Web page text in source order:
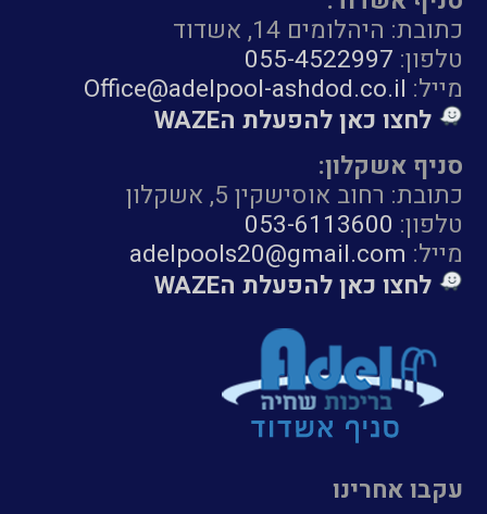
כתובת: היהלומים 14, אשדוד
טלפון: 055-4522997
מייל: Office@adelpool-ashdod.co.il
לחצו כאן להפעלת הWAZE
סניף אשקלון:
כתובת: רחוב אוסישקין 5, אשקלון
טלפון: 053-6113600
מייל: adelpools20@gmail.com
לחצו כאן להפעלת הWAZE
עקבו אחרינו